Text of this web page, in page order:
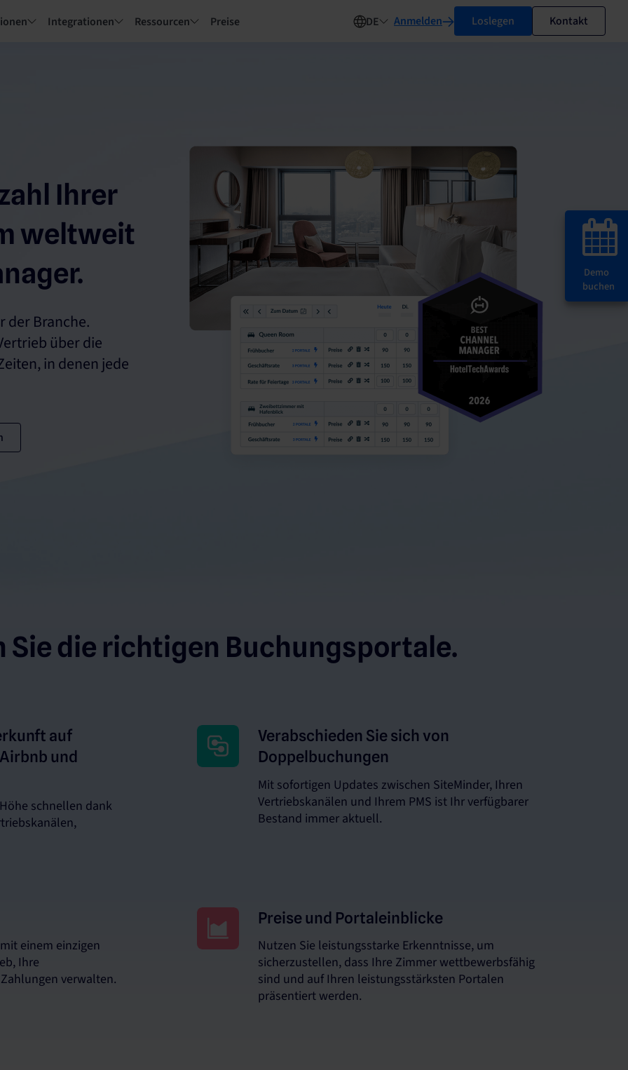
Demo
buchen
Integrationen Ressourcen Preise DE Anmelden Loslegen Kontakt
Ihrer
weltweit
der Branche.
über die
in denen jede
Sie die richtigen Buchungsportale.
auf
und
schnellen dank
Verabschieden Sie sich von
Doppelbuchungen
Mit sofortigen Updates zwischen SiteMinder, Ihren
Vertriebskanälen und Ihrem PMS ist Ihr verfügbarer
Bestand immer aktuell.
einem einzigen
Ihre
verwalten.
Preise und Portaleinblicke
Nutzen Sie leistungsstarke Erkenntnisse, um
sicherzustellen, dass Ihre Zimmer wettbewerbsfähig
sind und auf Ihren leistungsstärksten Portalen
präsentiert werden.